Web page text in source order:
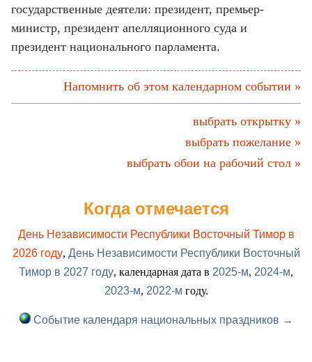
государственные деятели: президент, премьер-
министр, президент апелляционного суда и
президент национального парламента.
Напомнить об этом календарном событии »
выбрать открытку »
выбрать пожелание »
выбрать обои на рабочий стол »
Когда отмечается
День Независимости Республики Восточный Тимор в
2026 году, День Независимости Республики Восточный
Тимор в 2027 году, календарная дата в 2025-м, 2024-м,
2023-м, 2022-м году.
Событие календаря национальных праздников →